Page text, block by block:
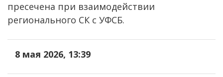
пресечена при взаимодействии
регионального СК с УФСБ.
8 мая 2026, 13:39